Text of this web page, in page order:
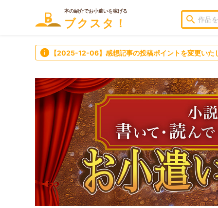
本の紹介でお小遣いを稼げる
ブクスタ！ search
info 【2025-12-06】感想記事の投稿ポイントを変更いた